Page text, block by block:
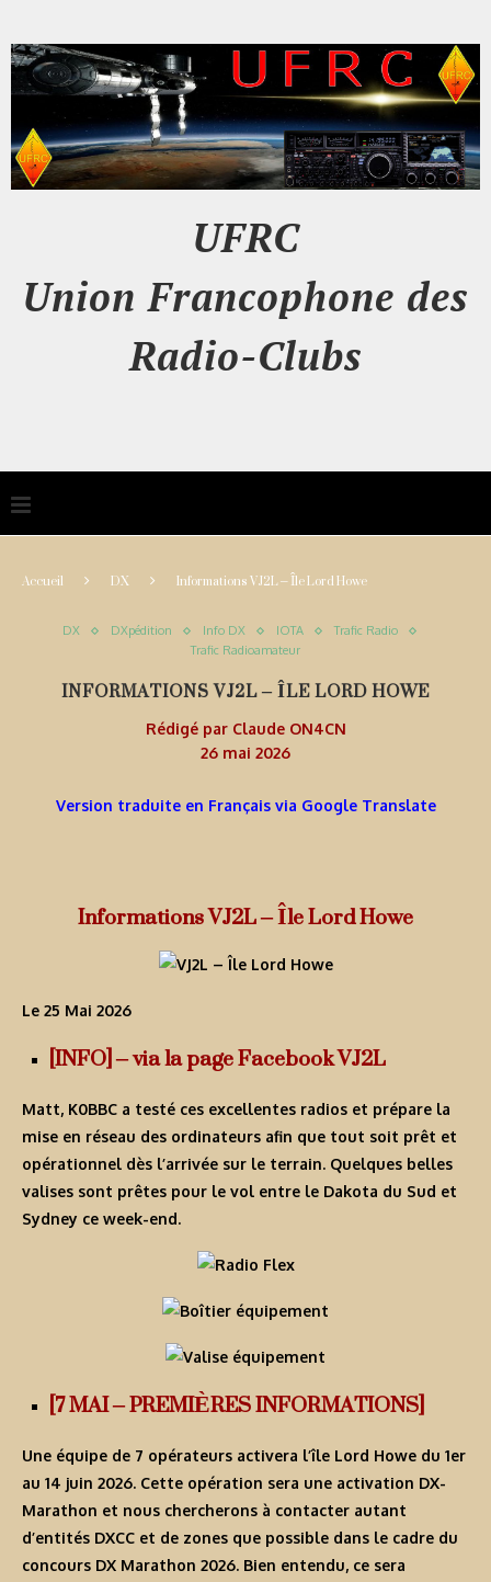
UFRC
Union Francophone des
Radio-Clubs
Accueil DX Informations VJ2L – Île Lord Howe
DX DXpédition Info DX IOTA
Trafic Radio
Trafic Radioamateur
INFORMATIONS VJ2L – ÎLE LORD HOWE
Rédigé par Claude ON4CN
26 mai 2026
Version traduite en Français via Google Translate
Informations VJ2L – Île Lord Howe
Le 25 Mai 2026
[INFO] – via la page Facebook VJ2L
Matt, K0BBC a testé ces excellentes radios et prépare la
mise en réseau des ordinateurs afin que tout soit prêt et
opérationnel dès l’arrivée sur le terrain. Quelques belles
valises sont prêtes pour le vol entre le Dakota du Sud et
Sydney ce week-end.
[7 MAI – PREMIÈRES INFORMATIONS]
Une équipe de 7 opérateurs activera l’île Lord Howe du 1er
au 14 juin 2026. Cette opération sera une activation DX-
Marathon et nous chercherons à contacter autant
d’entités DXCC et de zones que possible dans le cadre du
concours DX Marathon 2026. Bien entendu, ce sera